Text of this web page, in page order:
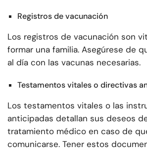
Registros de vacunación
Los registros de vacunación son
formar una familia. Asegúrese de
al día con las vacunas necesarias.
Testamentos vitales o directivas
Los testamentos vitales o las
anticipadas detallan sus deseos
tratamiento médico en caso de
comunicarse. Tener estos